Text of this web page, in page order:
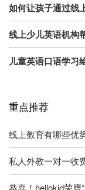
如何让孩子通过线
线上少儿英语机构
儿童英语口语学习
重点推荐
线上教育有哪些优
私人外教一对一收
恭喜！hellokid荣膺